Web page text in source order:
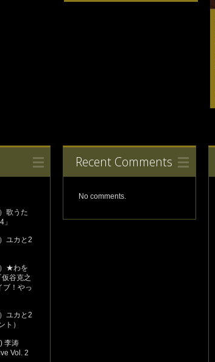
歌うた
ユカと2
★わを
谷克之
ブ！やっ
ユカと2
ト）
李涛
Vol. 2
Recent Comments
No comments.